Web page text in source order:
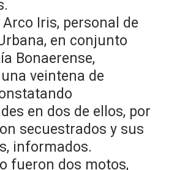
Iris, personal de
en conjunto
Bonaerense,
veintena de
en dos de ellos, por
secuestrados y sus
informados.
fueron dos motos,